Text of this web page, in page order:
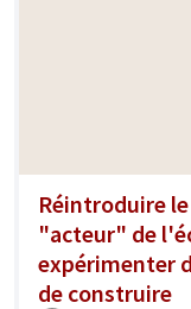
Réintroduire
"acteur" de
expérimenter
de construire